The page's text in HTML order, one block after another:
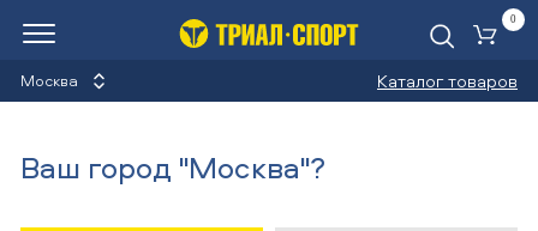
Москва Каталог товаров
0
Ваш город "Москва"?